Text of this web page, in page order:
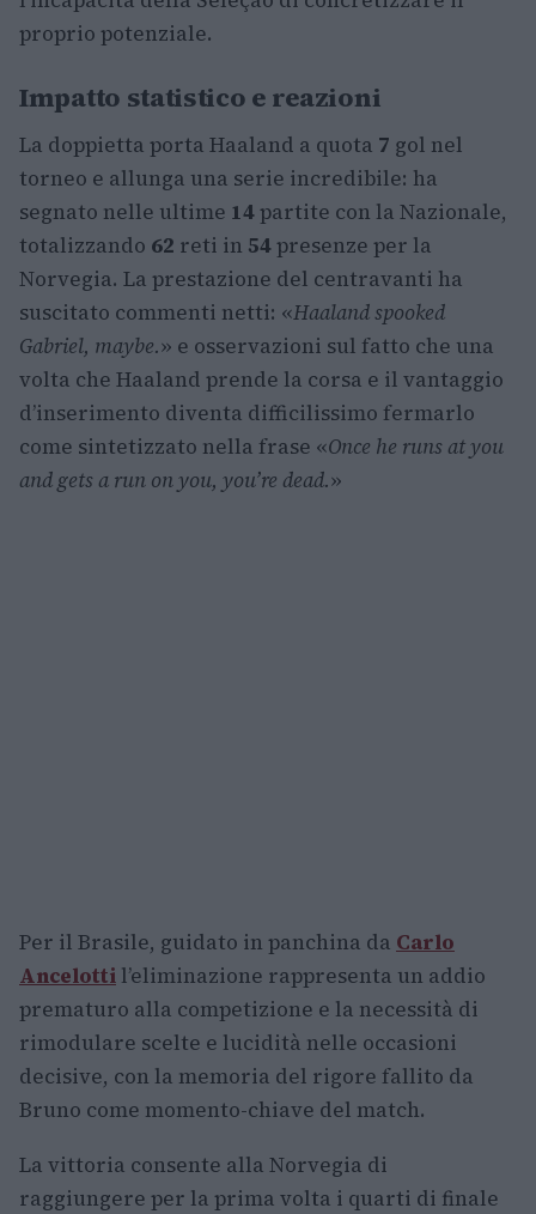
proprio potenziale.
Impatto statistico e reazioni
La doppietta porta Haaland a quota 7 gol nel
torneo e allunga una serie incredibile: ha
segnato nelle ultime 14partite con la Nazionale,
totalizzando 62 reti in 54presenze per la
Norvegia. La prestazione del centravanti ha
suscitato commenti netti: «Haaland spooked
Gabriel, maybe.» e osservazioni sul fatto che una
volta che Haaland prende la corsa e il vantaggio
d’inserimento diventa difficilissimo fermarlo
come sintetizzato nella frase «Once he runs at you
and gets a run on you, you’re dead.»
Per il Brasile, guidato in panchina da Carlo
Ancelotti l’eliminazione rappresenta un addio
prematuro alla competizione e la necessità di
rimodulare scelte e lucidità nelle occasioni
decisive, con la memoria del rigore fallito da
Bruno come momento-chiave del match.
La vittoria consente alla Norvegia di
raggiungere per la prima volta i quarti di finale